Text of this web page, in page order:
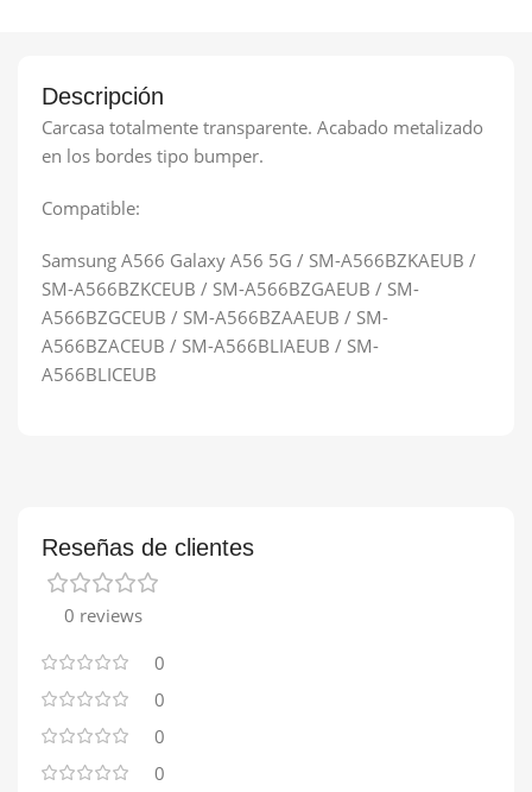
Descripción
Carcasa totalmente transparente. Acabado metalizado
en los bordes tipo bumper.
Compatible:
Samsung A566 Galaxy A56 5G / SM-A566BZKAEUB /
SM-A566BZKCEUB / SM-A566BZGAEUB / SM-
A566BZGCEUB / SM-A566BZAAEUB / SM-
A566BZACEUB / SM-A566BLIAEUB / SM-
A566BLICEUB
Reseñas de clientes
0 reviews
0
0
0
0